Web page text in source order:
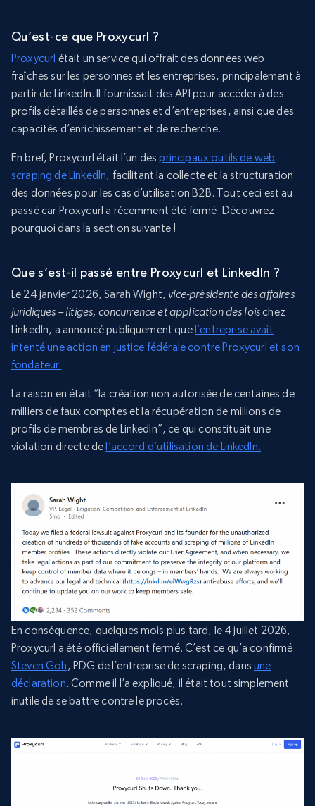
Qu’est-ce que Proxycurl ?
Proxycurl était un service qui offrait des données web
fraîches sur les personnes et les entreprises, principalement à
partir de LinkedIn. Il fournissait des API pour accéder à des
profils détaillés de personnes et d’entreprises, ainsi que des
capacités d’enrichissement et de recherche.
En bref, Proxycurl était l’un desprincipaux outils de web
scraping de LinkedIn, facilitant la collecte et la structuration
des données pour les cas d’utilisation B2B. Tout ceci est au
passé car Proxycurl a récemment été fermé. Découvrez
pourquoi dans la section suivante !
Que s’est-il passé entre Proxycurl et LinkedIn ?
Le 24 janvier 2026, Sarah Wight, vice-présidente des affaires
juridiques – litiges, concurrence et application des loischez
LinkedIn, a annoncé publiquement que l’entreprise avait
intenté une action en justice fédérale contre Proxycurl et son
fondateur.
La raison en était “la création non autorisée de centaines de
milliers de faux comptes et la récupération de millions de
profils de membres de LinkedIn”, ce qui constituait une
violation directe de l’accord d’utilisation de LinkedIn.
En conséquence, quelques mois plus tard, le 4 juillet 2026,
Proxycurl a été officiellement fermé. C’est ce qu’a confirmé
Steven Goh, PDG de l’entreprise de scraping, dansune
déclaration. Comme il l’a expliqué, il était tout simplement
inutile de se battre contre le procès.